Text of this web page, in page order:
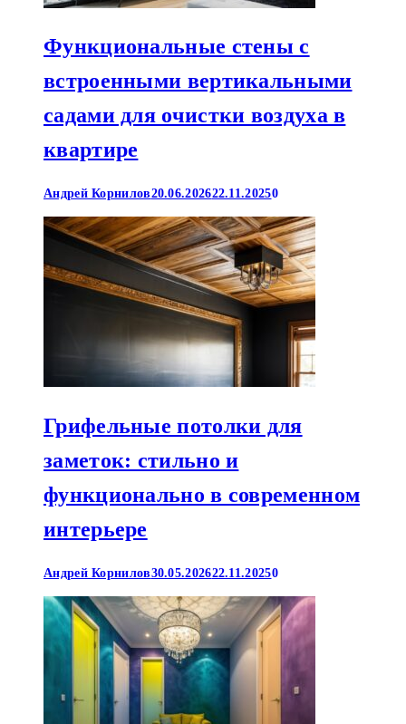
Функциональные стены с
встроенными вертикальными
садами для очистки воздуха в
квартире
Андрей Корнилов20.06.202622.11.20250
Грифельные потолки для
заметок: стильно и
функционально в современном
интерьере
Андрей Корнилов30.05.202622.11.20250